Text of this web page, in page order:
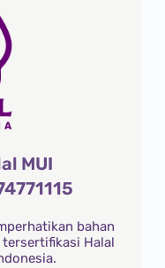
MUI
bahan
Halal